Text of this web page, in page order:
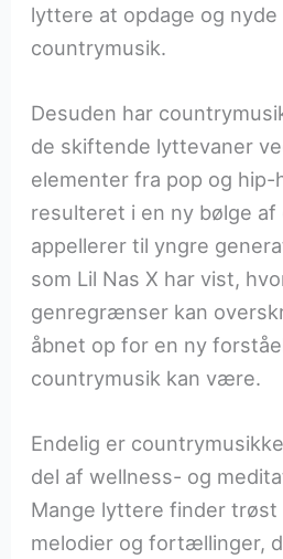
lyttere at opdage og
countrymusik.
Desuden har
de skiftende lyttevaner
elementer fra pop og hip-
resulteret i en ny bølge
appellerer til yngre
som Lil Nas X har vist,
genregrænser kan
åbnet op for en ny
countrymusik kan være.
Endelig er
del af wellness- og
Mange lyttere finder trøst
melodier og fortællinger,